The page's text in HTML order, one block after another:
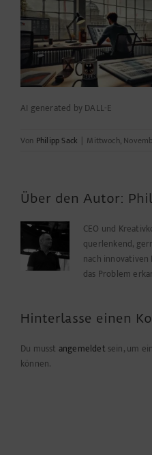
AI generated by DALL-E
Von Philipp Sack | Mittwoch,
Über den Autor:
CEO und
querlenkend,
nach
das Problem
Hinterlasse einen
Du musst angemeldet sein, um
können.